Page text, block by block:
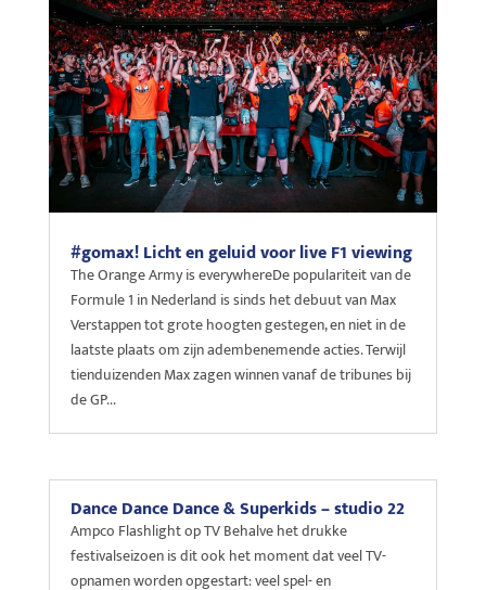
#gomax! Licht en geluid voor live F1 viewing
The Orange Army is everywhereDe populariteit van de
Formule 1 in Nederland is sinds het debuut van Max
Verstappen tot grote hoogten gestegen, en niet in de
laatste plaats om zijn adembenemende acties. Terwijl
tienduizenden Max zagen winnen vanaf de tribunes bij
de GP...
Dance Dance Dance & Superkids – studio 22
Ampco Flashlight op TV Behalve het drukke
festivalseizoen is dit ook het moment dat veel TV-
opnamen worden opgestart: veel spel- en